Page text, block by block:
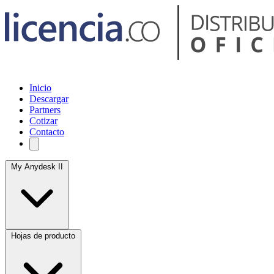
Inicio
Descargar
Partners
Cotizar
Contacto
My Anydesk II
Hojas de producto